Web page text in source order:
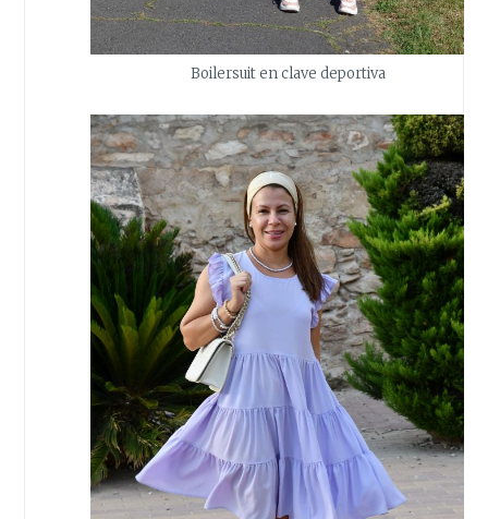
Boilersuit en clave deportiva